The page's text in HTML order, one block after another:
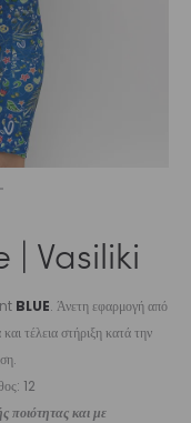
| Vasiliki
BLUE. Άνετη εφαρμογή από
τέλεια στήριξη κατά την
12
ποιότητας και με